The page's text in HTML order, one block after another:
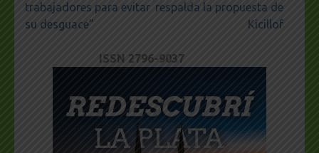
trabajadores para evitar
su desguace”
respalda la propuesta de
Kicillof
ISSN 2796-9037